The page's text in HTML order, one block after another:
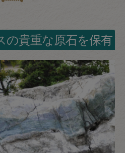
の貴重な原石を保有